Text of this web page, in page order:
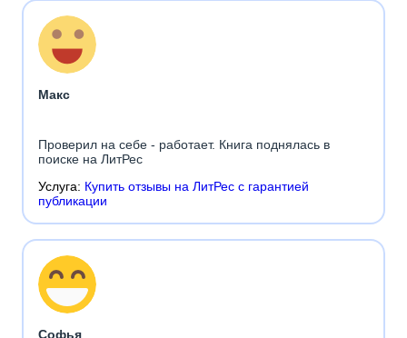
Макс
Проверил на себе - работает. Книга поднялась в
поиске на ЛитРес
Услуга: Купить отзывы на ЛитРес с гарантией
публикации
Софья